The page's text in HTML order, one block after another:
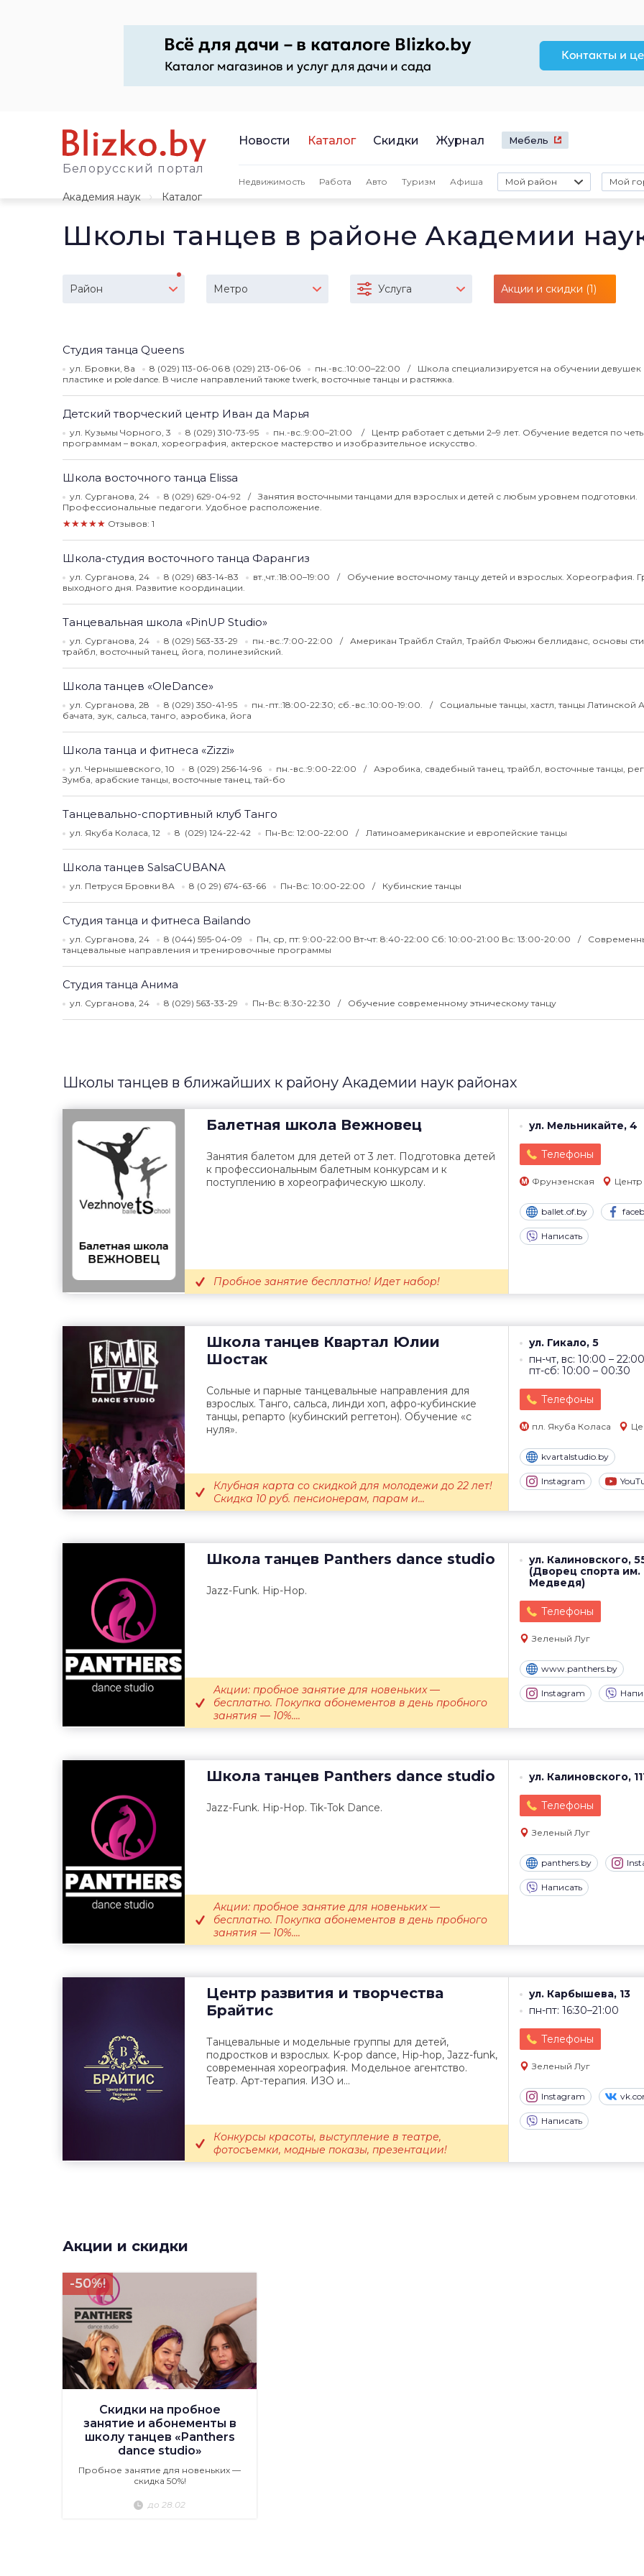
Белорусский портал
Новости Каталог Скидки Журнал Мебель
Недвижимость Работа Авто Туризм Афиша Мой район Мой
Академия наук Каталог
Школы танцев в районе Академии
Район Метро Услуга Акции и скидки (1)
Студия танца Queens
ул. Бровки, 8а 8 (029) 113-06-06 8 (029) 213-06-06 пн.-вс.:10:00–22:00
Школа специализируется на обучении девушек
пластике и pole dance. В числе направлений также twerk, восточные танцы и растяжка.
Детский творческий центр Иван да Марья
ул. Кузьмы Чорного, 3 8 (029) 310-73-95 пн.-вс.:9:00–21:00
Центр работает с детьми 2–9 лет. Обучение ведется по
программам – вокал, хореография, актерское мастерство и изобразительное искусство.
Школа восточного танца Elissa
ул. Сурганова, 24 8 (029) 629-04-92
Занятия восточными танцами для взрослых и детей с любым уровнем подготовки.
Профессиональные педагоги. Удобное расположение.
★★★★★ Отзывов: 1
Школа-студия восточного танца Фарангиз
ул. Сурганова, 24 8 (029) 683-14-83 вт.,чт.:18:00–19:00
Обучение восточному танцу детей и взрослых. Хореография.
выходного дня. Развитие координации.
Танцевальная школа «PinUP Studio»
ул. Сурганова, 24 8 (029) 563-33-29 пн.-вс.:7:00-22:00
Американ Трайбл Стайл, Трайбл Фьюжн беллиданс, основы
трайбл, восточный танец, йога, полинезийский.
Школа танцев «OleDance»
ул. Сурганова, 28 8 (029) 350-41-95 пн.-пт.:18:00-22:30; сб.-вс.:10:00-19:00.
Социальные танцы, хастл, танцы Латинской
бачата, зук, сальса, танго, аэробика, йога
Школа танца и фитнеса «Zizzi»
ул. Чернышевского, 10 8 (029) 256-14-96 пн.-вс.:9:00-22:00
Аэробика, свадебный танец, трайбл, восточные танцы,
Зумба, арабские танцы, восточные танец, тай-бо
Танцевально-спортивный клуб Танго
ул. Якуба Коласа, 12 8 (029) 124-22-42 Пн-Вс: 12:00-22:00 Латиноамериканские и европейские танцы
Школа танцев SalsaCUBANA
ул. Петруся Бровки 8А 8 (0 29) 674-63-66 Пн-Вс: 10:00-22:00 Кубинские танцы
Студия танца и фитнеса Bailando
ул. Сурганова, 24 8 (044) 595-04-09 Пн, ср, пт: 9:00-22:00 Вт-чт: 8:40-22:00 Сб: 10:00-21:00 Вс: 13:00-20:00
танцевальные направления и тренировочные программы
Студия танца Анима
ул. Сурганова, 24 8 (029) 563-33-29 Пн-Вс: 8:30-22:30 Обучение современному этническому танцу
Школы танцев в ближайших к району Академии наук районах
Балетная школа Вежновец ул. Мельникайте, 4
Телефоны
Фрунзенская Центр
ballet.of.by
Написать
Занятия балетом для детей от 3 лет. Подготовка детей
к профессиональным балетным конкурсам и к
поступлению в хореографическую школу.
Пробное занятие бесплатно! Идет набор!
Школа танцев Квартал Юлии
Шостак
ул. Гикало, 5
пн-чт, вс: 10:00 – 22:00
пт-сб: 10:00 – 00:30
Телефоны
пл. Якуба Коласа
kvartalstudio.by
Instagram
Сольные и парные танцевальные направления для
взрослых. Танго, сальса, линди хоп, афро-кубинские
танцы, репарто (кубинский реггетон). Обучение «с
нуля».
Клубная карта со скидкой для молодежи до 22 лет!
Скидка 10 руб. пенсионерам, парам и...
Школа танцев Panthers dance studio
ул. Калиновского,
(Дворец спорта им.
Медведя)
Телефоны
Зеленый Луг
www.panthers.by
Instagram
Jazz-Funk. Hip-Hop.
Акции: пробное занятие для новеньких —
бесплатно. Покупка абонементов в день пробного
занятия — 10%....
Школа танцев Panthers dance studio ул. Калиновского,
Телефоны
Зеленый Луг
panthers.by
Написать
Jazz-Funk. Hip-Hop. Tik-Tok Dance.
Акции: пробное занятие для новеньких —
бесплатно. Покупка абонементов в день пробного
занятия — 10%....
Центр развития и творчества
Брайтис
ул. Карбышева, 13
пн-пт: 16:30–21:00
Телефоны
Зеленый Луг
Instagram
Написать
Танцевальные и модельные группы для детей,
подростков и взрослых. K-pop dance, Hip-hop, Jazz-funk,
современная хореография. Модельное агентство.
Театр. Арт-терапия. ИЗО и...
Конкурсы красоты, выступление в театре,
фотосъемки, модные показы, презентации!
Акции и скидки
-50%!
Скидки на пробное
занятие и абонементы в
школу танцев «Panthers
dance studio»
Пробное занятие для новеньких —
скидка 50%!
до 28.02